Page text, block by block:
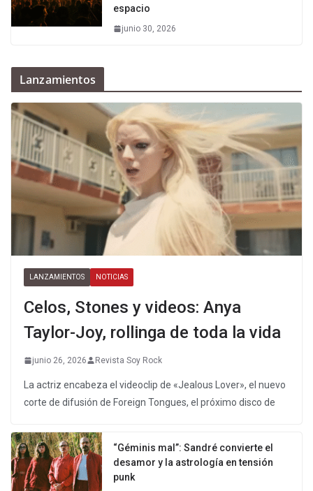
espacio
junio 30, 2026
Lanzamientos
LANZAMIENTOS NOTICIAS
Celos, Stones y videos: Anya
Taylor-Joy, rollinga de toda la vida
junio 26, 2026 Revista Soy Rock
La actriz encabeza el videoclip de «Jealous Lover», el nuevo
corte de difusión de Foreign Tongues, el próximo disco de
“Géminis mal”: Sandré convierte el
desamor y la astrología en tensión
punk